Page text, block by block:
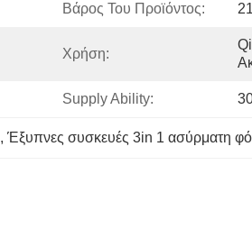
Βάρος Του Προϊόντος:
Χρήση:
Supply Ability:
, Έξυπνες συσκευές 3in 1 ασύρματη